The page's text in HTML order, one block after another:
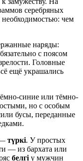
серебряных
чем
наряды:
с поясом
Головные
ещё украшались
синие или тёмно-
но с особым
бусы, переданные
— түркі. У простых
— из бархата или
белгі у мужчин